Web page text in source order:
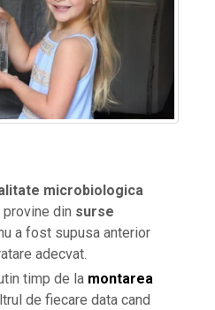
microbiologica
provine din surse
a fost supusa anterior
adecvat.
timp de la montarea
de fiecare data cand